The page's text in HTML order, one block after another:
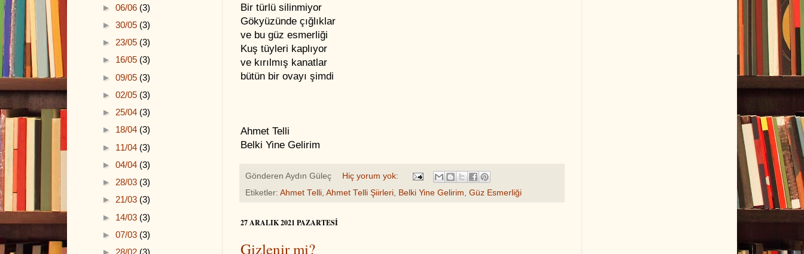
Bir türlü silinmiyor
Gökyüzünde çığlıklar
ve bu güz esmerliği
Kuş tüyleri kaplıyor
ve kırılmış kanatlar
bütün bir ovayı şimdi
Ahmet Telli
Belki Yine Gelirim
Gönderen Aydın Güleç
Hiç yorum yok:
Etiketler: Ahmet Telli, Ahmet Telli Şiirleri, Belki Yine Gelirim, Güz Esmerliği
27 ARALIK 2021 PAZARTESI
Gizlenir mi?
► 06/06 (3)
► 30/05 (3)
► 23/05 (3)
► 16/05 (3)
► 09/05 (3)
► 02/05 (3)
► 25/04 (3)
► 18/04 (3)
► 11/04 (3)
► 04/04 (3)
► 28/03 (3)
► 21/03 (3)
► 14/03 (3)
► 07/03 (3)